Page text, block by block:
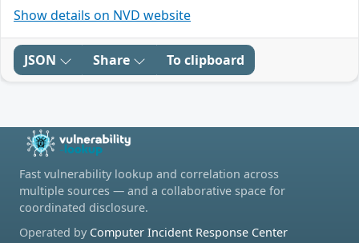
Show details on NVD website
JSON Share To clipboard
Fast vulnerability lookup and correlation across
multiple sources — and a collaborative space for
coordinated disclosure.
Operated by Computer Incident Response Center